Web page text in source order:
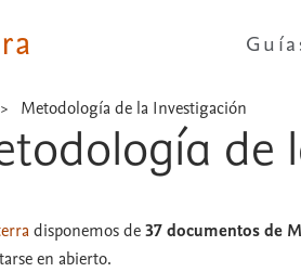
Metodología de la Investigación
de
disponemos de37 documentos de
en abierto.